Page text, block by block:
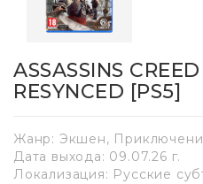
ASSASSINS
RESYNCED [PS5]
Жанр: Экшен,
Дата выхода: 09.07.26 г.
Локализация: Русские